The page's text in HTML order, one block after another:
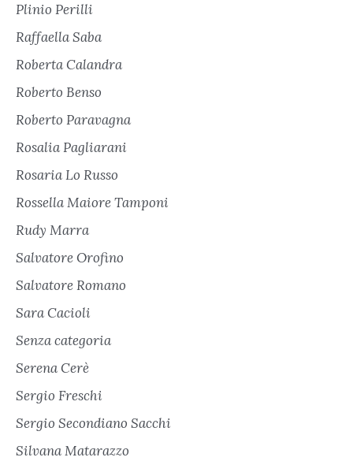
Plinio Perilli
Raffaella Saba
Roberta Calandra
Roberto Benso
Roberto Paravagna
Rosalia Pagliarani
Rosaria Lo Russo
Rossella Maiore Tamponi
Rudy Marra
Salvatore Orofino
Salvatore Romano
Sara Cacioli
Senza categoria
Serena Cerè
Sergio Freschi
Sergio Secondiano Sacchi
Silvana Matarazzo